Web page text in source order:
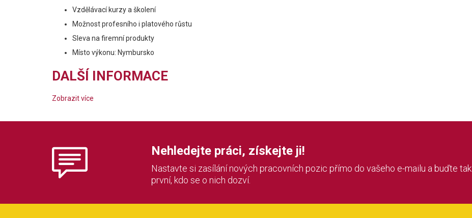
Vzdělávací kurzy a školení
Možnost profesního i platového růstu
Sleva na firemní produkty
Místo výkonu: Nymbursko
DALŠÍ INFORMACE
Zobrazit více
Nehledejte práci, získejte ji!
Nastavte si zasílání nových pracovních pozic přímo do vašeho e-mailu a buďte tak
první, kdo se o nich dozví.